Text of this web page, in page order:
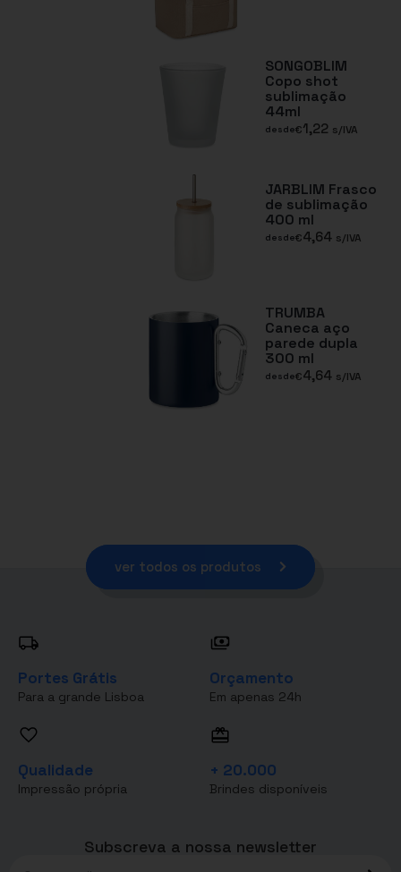
SONGOBLIM
Copo shot
sublimação
44ml
desde€1,22 s/IVA
JARBLIM Frasco
de sublimação
400 ml
desde€4,64 s/IVA
TRUMBA
Caneca aço
parede dupla
300 ml
desde€4,64 s/IVA
ver todos os produtos
Portes Grátis
Para a grande Lisboa
Orçamento
Em apenas 24h
Qualidade
Impressão própria
+ 20.000
Brindes disponíveis
Subscreva a nossa newsletter